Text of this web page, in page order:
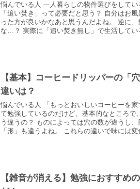
悩んでいる人 一人暮らしの物件選びをして
「追い焚き」って必要だと思う？ 自分はお
った方が良いかなあと思うんだよね。 逆に
な…？ 実際に「追い焚き無し」で生活してい
【基本】コーヒードリッパーの「
違いは？
悩んでいる人 「もっとおいしいコーヒーを
て勉強しているのだけど、基本的なところで
う違うの？ ものによっては穴の数が違うし
「形」も違うよね。 これらの違いで味には変
【雑音が消える】勉強におすすめ